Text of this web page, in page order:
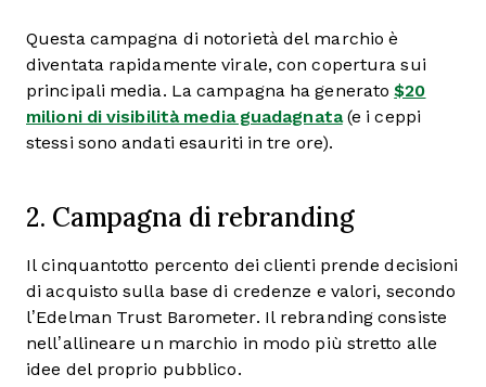
Questa campagna di notorietà del marchio è
diventata rapidamente virale, con copertura sui
principali media. La campagna ha generato$20
milioni di visibilità media guadagnata(e i ceppi
stessi sono andati esauriti in tre ore).
2. Campagna di rebranding
Il cinquantotto percento dei clienti prende decisioni
di acquisto sulla base di credenze e valori, secondo
l’Edelman Trust Barometer. Il rebranding consiste
nell’allineare un marchio in modo più stretto alle
idee del proprio pubblico.